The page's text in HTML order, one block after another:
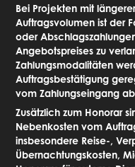
Bei Projekten mit
Auftragsvolumen ist der
oder
Angebotspreises zu
Zahlungsmodalitäten
Auftragsbestätigung
vom Zahlungseingang
Zusätzlich zum Honorar
Nebenkosten vom
insbesondere Reise-,
Übernachtungskosten,